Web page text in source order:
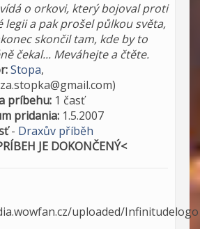
o orkovi, který bojoval proti
legii a pak prošel půlkou světa,
skončil tam, kde by to
čekal... Meváhejte a čtěte.
Stopa,
príbehu: 1 časť
pridania: 1.5.2007
- Draxův příběh
JE DOKONČENÝ<